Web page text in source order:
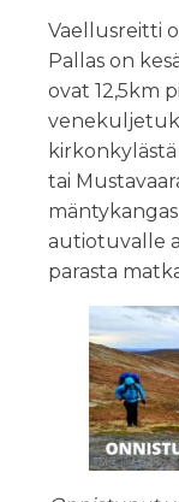
Vaellusreitti
Pallas on
ovat 12,5km
tai
autiotuvalle
parasta